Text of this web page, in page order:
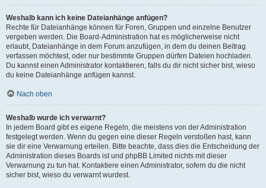
Weshalb kann ich keine Dateianhänge anfügen?
Rechte für Dateianhänge können für Foren, Gruppen und einzelne Benutzer
vergeben werden. Die Board-Administration hat es möglicherweise nicht
erlaubt, Dateianhänge in dem Forum anzufügen, in dem du deinen Beitrag
verfassen möchtest, oder nur bestimmte Gruppen dürfen Dateien hochladen.
Du kannst einen Administrator kontaktieren, falls du dir nicht sicher bist, wieso
du keine Dateianhänge anfügen kannst.
Nach oben
Weshalb wurde ich verwarnt?
In jedem Board gibt es eigene Regeln, die meistens von der Administration
festgelegt werden. Wenn du gegen eine dieser Regeln verstoßen hast, kann
sie dir eine Verwarnung erteilen. Bitte beachte, dass dies die Entscheidung der
Administration dieses Boards ist und phpBB Limited nichts mit dieser
Verwarnung zu tun hat. Kontaktiere einen Administrator, sofern du die nicht
sicher bist, wieso du verwarnt wurdest.